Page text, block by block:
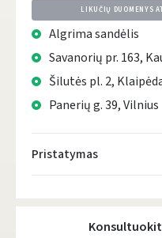
LIKUČIŲ DUOMENYS
Algrima sandėlis
Savanorių pr. 163,
Šilutės pl. 2,
Panerių g. 39, Vilnius
Pristatymas